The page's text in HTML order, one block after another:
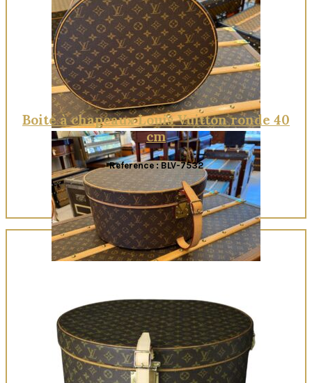
Quick View
Quick View
Boite à chapeaux Louis Vuitton ronde 40
cm
Reference : BLV-7532